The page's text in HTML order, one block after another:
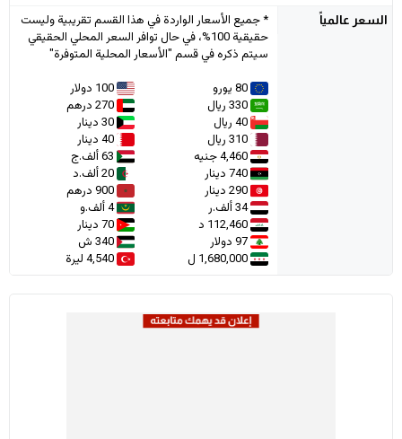
السعر عالمياً
* جميع الأسعار الواردة في هذا القسم تقريبية وليست
حقيقية 100%، في حال توافر السعر المحلي الحقيقي
سيتم ذكره في قسم "الأسعار المحلية المتوفرة"
80 يورو
100 دولار
330 ريال
270 درهم
40 ريال
30 دينار
310 ريال
40 دينار
4,460 جنيه
63 ألف.ج
740 دينار
20 ألف.د
290 دينار
900 درهم
34 ألف.ر
4 ألف.و
112,460 د
70 دينار
97 دولار
340 ش
1,680,000 ل
4,540 ليرة